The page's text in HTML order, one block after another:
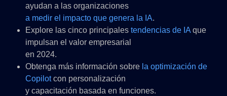
ayudan a las organizaciones
a medir el impacto que genera la IA.
Explore las cinco principales tendencias de IA que
impulsan el valor empresarial
en 2024.
Obtenga más información sobre la optimización de
Copilotcon personalización
y capacitación basada en funciones.